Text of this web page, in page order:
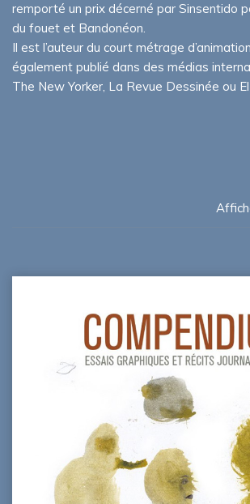
remporté un prix décerné par Sinsentido
du fouet et Bandonéon.
Il est l’auteur du court métrage
également publié dans des médias
The New Yorker, La Revue Dessinée ou